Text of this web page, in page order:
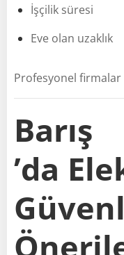
İşçilik süresi
Eve olan uzaklık
Profesyonel
Barış
’da